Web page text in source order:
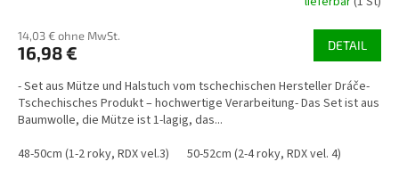
14,03 € ohne MwSt.
16,98 € DETAIL
- Set aus Mütze und Halstuch vom tschechischen Hersteller Dráče-
Tschechisches Produkt – hochwertige Verarbeitung- Das Set ist aus
Baumwolle, die Mütze ist 1-lagig, das...
48-50cm (1-2 roky, RDX vel.3)
50-52cm (2-4 roky, RDX vel. 4)